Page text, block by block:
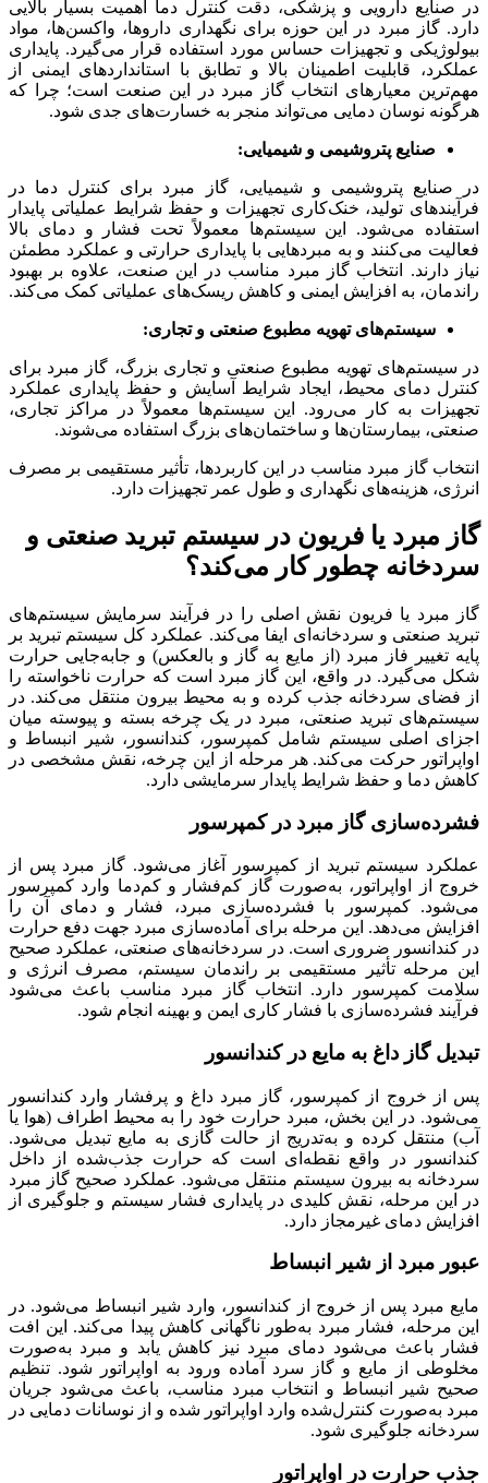
در صنایع دارویی و پزشکی، دقت کنترل دما اهمیت بسیار بالایی
دارد. گاز مبرد در این حوزه برای نگهداری داروها، واکسن‌ها، مواد
بیولوژیکی و تجهیزات حساس مورد استفاده قرار می‌گیرد. پایداری
عملکرد، قابلیت اطمینان بالا و تطابق با استانداردهای ایمنی از
مهم‌ترین معیارهای انتخاب گاز مبرد در این صنعت است؛ چرا که
هرگونه نوسان دمایی می‌تواند منجر به خسارت‌های جدی شود.
صنایع پتروشیمی و شیمیایی:
در صنایع پتروشیمی و شیمیایی، گاز مبرد برای کنترل دما در
فرآیندهای تولید، خنک‌کاری تجهیزات و حفظ شرایط عملیاتی پایدار
استفاده می‌شود. این سیستم‌ها معمولاً تحت فشار و دمای بالا
فعالیت می‌کنند و به مبردهایی با پایداری حرارتی و عملکرد مطمئن
نیاز دارند. انتخاب گاز مبرد مناسب در این صنعت، علاوه بر بهبود
راندمان، به افزایش ایمنی و کاهش ریسک‌های عملیاتی کمک می‌کند.
سیستم‌های تهویه مطبوع صنعتی و تجاری:
در سیستم‌های تهویه مطبوع صنعتی و تجاری بزرگ، گاز مبرد برای
کنترل دمای محیط، ایجاد شرایط آسایش و حفظ پایداری عملکرد
تجهیزات به کار می‌رود. این سیستم‌ها معمولاً در مراکز تجاری،
صنعتی، بیمارستان‌ها و ساختمان‌های بزرگ استفاده می‌شوند.
انتخاب گاز مبرد مناسب در این کاربردها، تأثیر مستقیمی بر مصرف
انرژی، هزینه‌های نگهداری و طول عمر تجهیزات دارد.
گاز مبرد یا فریون در سیستم تبرید صنعتی و
سردخانه چطور کار می‌کند؟
گاز مبرد یا فریون نقش اصلی را در فرآیند سرمایش سیستم‌های
تبرید صنعتی و سردخانه‌ای ایفا می‌کند. عملکرد کل سیستم تبرید بر
پایه تغییر فاز مبرد (از مایع به گاز و بالعکس) و جابه‌جایی حرارت
شکل می‌گیرد. در واقع، این گاز مبرد است که حرارت ناخواسته را
از فضای سردخانه جذب کرده و به محیط بیرون منتقل می‌کند. در
سیستم‌های تبرید صنعتی، مبرد در یک چرخه بسته و پیوسته میان
اجزای اصلی سیستم شامل کمپرسور، کندانسور، شیر انبساط و
اواپراتور حرکت می‌کند. هر مرحله از این چرخه، نقش مشخصی در
کاهش دما و حفظ شرایط پایدار سرمایشی دارد.
فشرده‌سازی گاز مبرد در کمپرسور
عملکرد سیستم تبرید از کمپرسور آغاز می‌شود. گاز مبرد پس از
خروج از اواپراتور، به‌صورت گاز کم‌فشار و کم‌دما وارد کمپرسور
می‌شود. کمپرسور با فشرده‌سازی مبرد، فشار و دمای آن را
افزایش می‌دهد. این مرحله برای آماده‌سازی مبرد جهت دفع حرارت
در کندانسور ضروری است. در سردخانه‌های صنعتی، عملکرد صحیح
این مرحله تأثیر مستقیمی بر راندمان سیستم، مصرف انرژی و
سلامت کمپرسور دارد. انتخاب گاز مبرد مناسب باعث می‌شود
فرآیند فشرده‌سازی با فشار کاری ایمن و بهینه انجام شود.
تبدیل گاز داغ به مایع در کندانسور
پس از خروج از کمپرسور، گاز مبرد داغ و پرفشار وارد کندانسور
می‌شود. در این بخش، مبرد حرارت خود را به محیط اطراف (هوا یا
آب) منتقل کرده و به‌تدریج از حالت گازی به مایع تبدیل می‌شود.
کندانسور در واقع نقطه‌ای است که حرارت جذب‌شده از داخل
سردخانه به بیرون سیستم منتقل می‌شود. عملکرد صحیح گاز مبرد
در این مرحله، نقش کلیدی در پایداری فشار سیستم و جلوگیری از
افزایش دمای غیرمجاز دارد.
عبور مبرد از شیر انبساط
مایع مبرد پس از خروج از کندانسور، وارد شیر انبساط می‌شود. در
این مرحله، فشار مبرد به‌طور ناگهانی کاهش پیدا می‌کند. این افت
فشار باعث می‌شود دمای مبرد نیز کاهش یابد و مبرد به‌صورت
مخلوطی از مایع و گاز سرد آماده ورود به اواپراتور شود. تنظیم
صحیح شیر انبساط و انتخاب مبرد مناسب، باعث می‌شود جریان
مبرد به‌صورت کنترل‌شده وارد اواپراتور شده و از نوسانات دمایی در
سردخانه جلوگیری شود.
جذب حرارت در اواپراتور